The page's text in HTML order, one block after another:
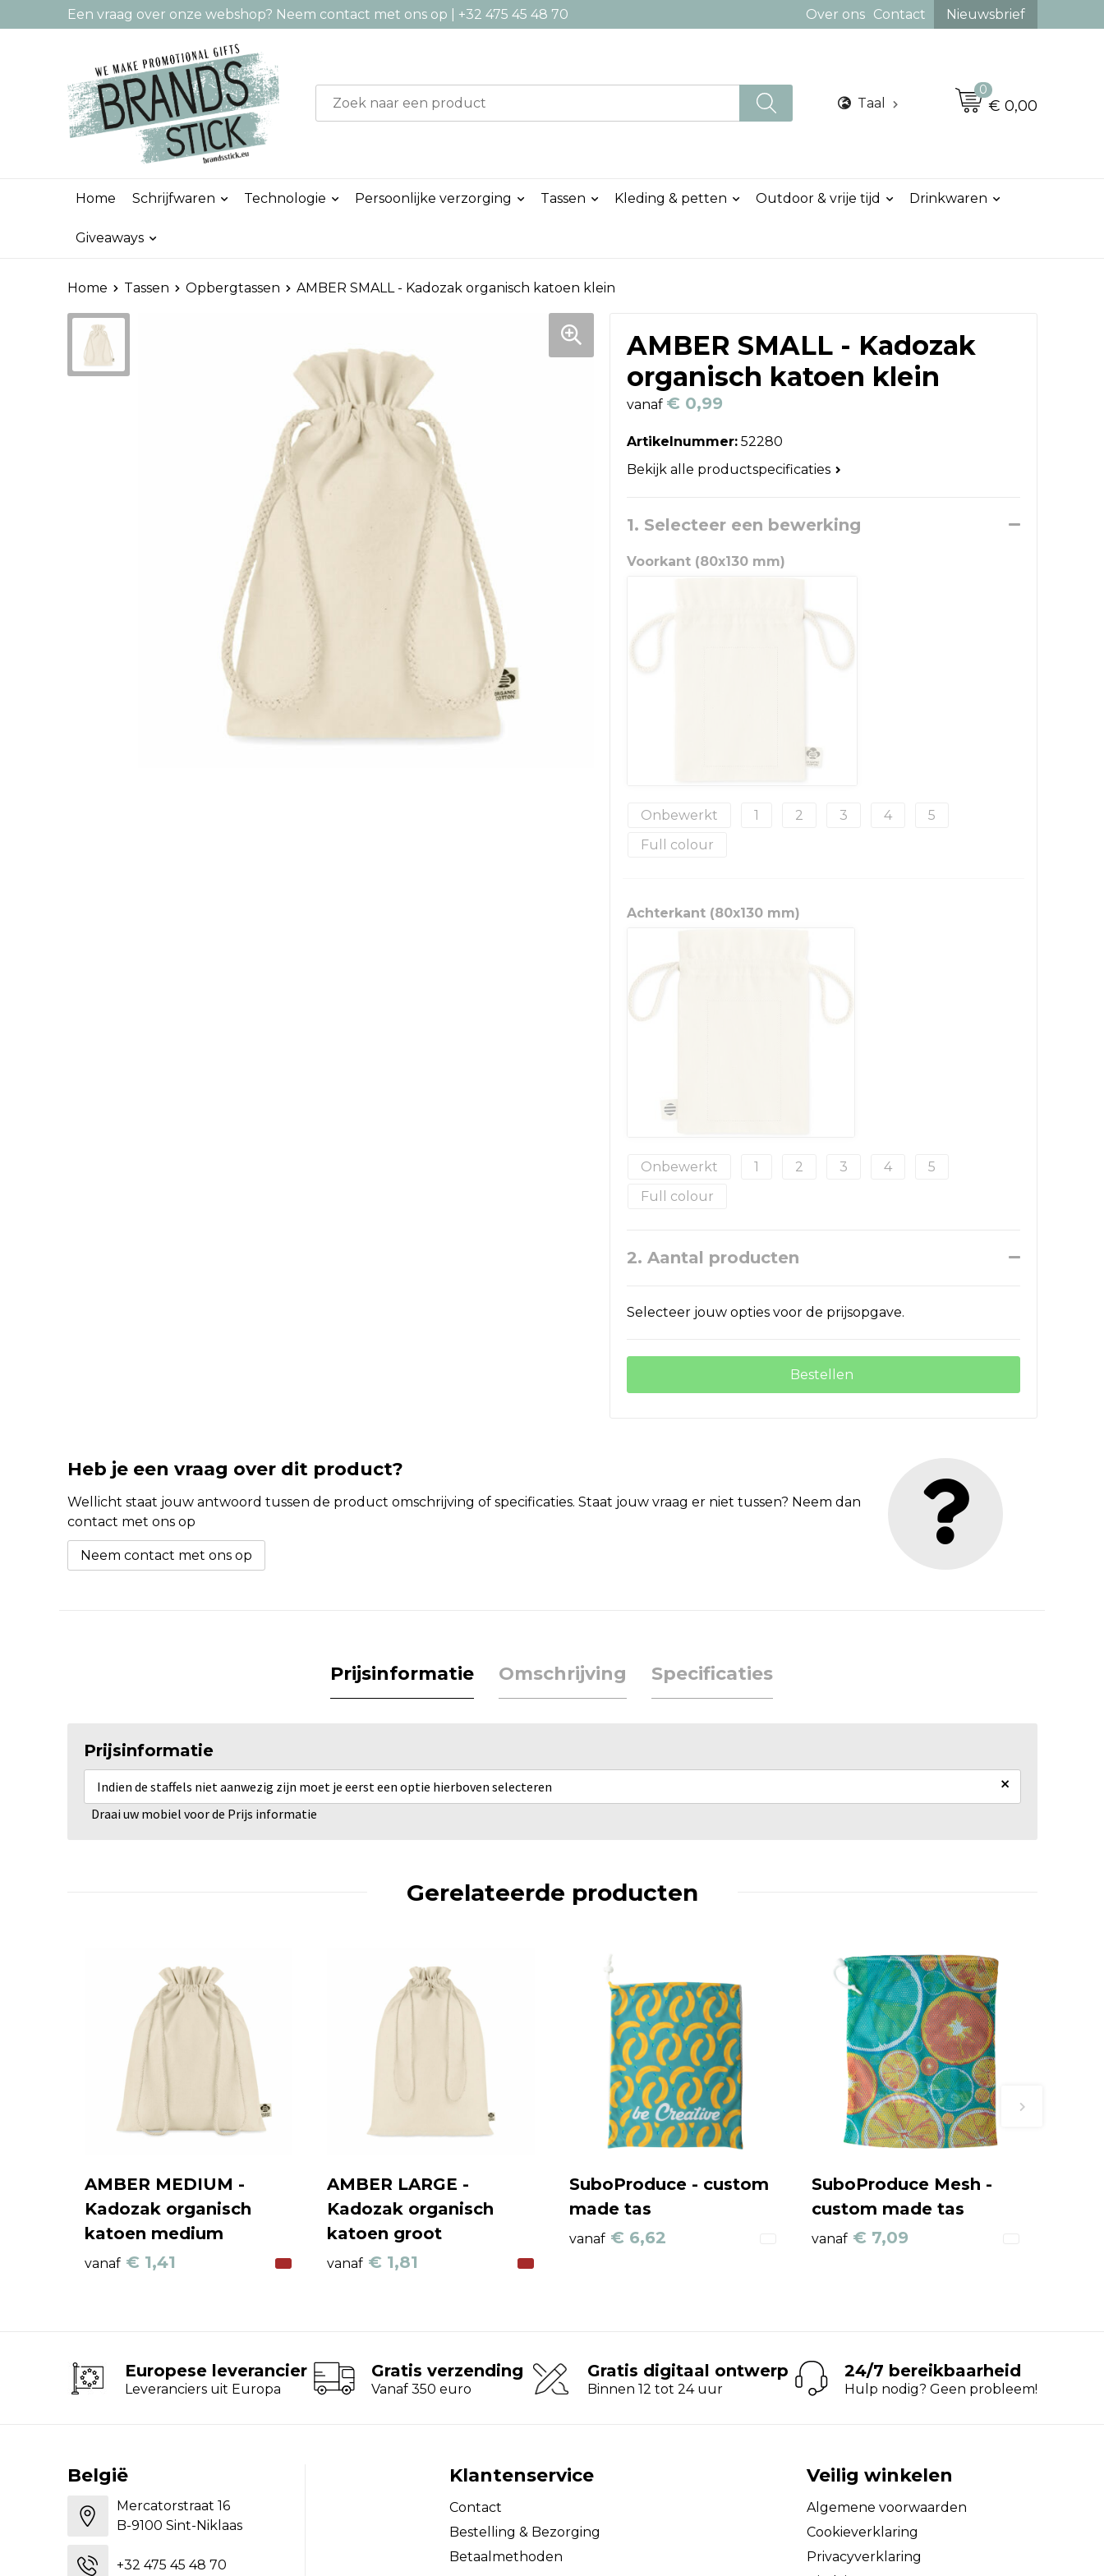
Een vraag over onze webshop? Neem contact met ons op | +32 475 45 48 70 Over ons Contact Nieuwsbrief
Taal
0
€ 0,00
Home Schrijfwaren Technologie Persoonlijke verzorging Tassen Kleding & petten Outdoor & vrije tijd Drinkwaren
Giveaways
Home Tassen Opbergtassen AMBER SMALL - Kadozak organisch katoen klein
AMBER SMALL - Kadozak
organisch katoen klein
vanaf € 0,99
Artikelnummer: 52280
Bekijk alle productspecificaties
1. Selecteer een bewerking
Voorkant (80x130 mm)
Onbewerkt 1 2 3 4
5
Full colour
Achterkant (80x130 mm)
Onbewerkt 1 2 3 4
5
Full colour
2. Aantal producten
Selecteer jouw opties voor de prijsopgave.
Bestellen
Heb je een vraag over dit product?
Wellicht staat jouw antwoord tussen de product omschrijving of specificaties. Staat jouw vraag er niet tussen? Neem dan
contact met ons op
Neem contact met ons op
Prijsinformatie Omschrijving Specificaties
Prijsinformatie
Indien de staffels niet aanwezig zijn moet je eerst een optie hierboven selecteren ×
Draai uw mobiel voor de Prijs informatie
Gerelateerde producten
AMBER MEDIUM -
Kadozak organisch
katoen medium
vanaf € 1,41
AMBER LARGE -
Kadozak organisch
katoen groot
vanaf € 1,81
SuboProduce - custom
made tas
vanaf € 6,62
SuboProduce Mesh -
custom made tas
vanaf € 7,09
Europese leverancier
Leveranciers uit Europa
Gratis verzending
Vanaf 350 euro
Gratis digitaal ontwerp
Binnen 12 tot 24 uur
24/7 bereikbaarheid
Hulp nodig? Geen probleem!
België
Mercatorstraat 16
B-9100 Sint-Niklaas
+32 475 45 48 70
Klantenservice
Contact
Bestelling & Bezorging
Betaalmethoden
Veilig winkelen
Algemene voorwaarden
Cookieverklaring
Privacyverklaring